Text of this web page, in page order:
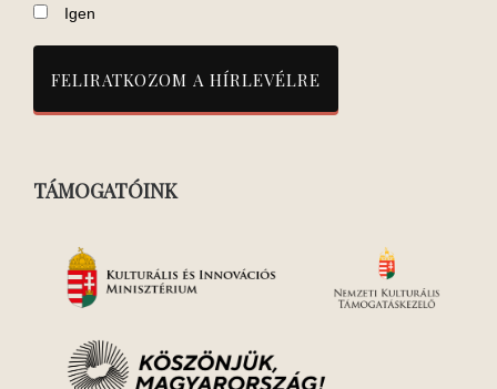
Igen
TÁMOGATÓINK